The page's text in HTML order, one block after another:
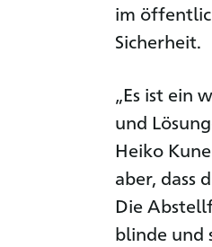
im
Sicherheit.
„Es ist ein
und
Heiko
aber, dass
Die
blinde und